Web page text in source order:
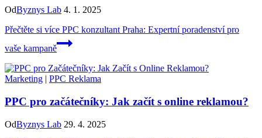
OdByznys Lab 4. 1. 2025
Přečtěte si více PPC konzultant Praha: Expertní poradenství pro
vaše kampaně
Marketing | PPC Reklama
PPC pro začátečníky: Jak začít s online reklamou?
OdByznys Lab 29. 4. 2025